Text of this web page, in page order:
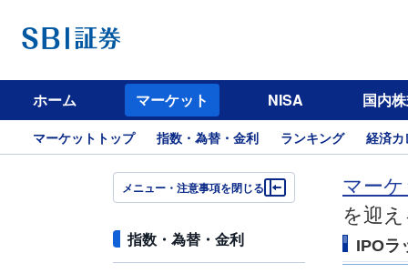
ホーム マーケット NISA 国内
マーケットトップ 指数・為替・金利 ランキング 経済
メニュー・注意事項を閉じる
指数・為替・金利
マー
を迎
IPOラ